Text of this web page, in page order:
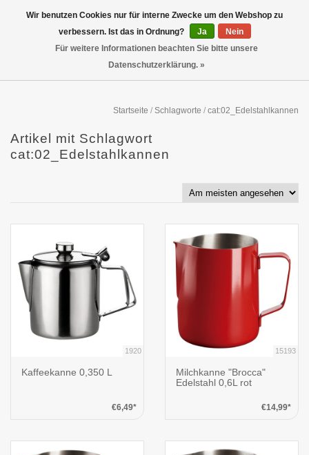
Startseite / Schlagworte / cat:02_Edelstahlkannen
Artikel mit Schlagwort
cat:02_Edelstahlkannen
1920
Kaffeekanne 0,350 L
€6,49*
15193
Milchkanne "Brocca"
Edelstahl 0,6L rot
€14,99*
Wir benutzen Cookies nur für interne Zwecke um den Webshop zu
verbessern. Ist das in Ordnung?
Ja
Nein
Für weitere Informationen beachten Sie bitte unsere
Datenschutzerklärung. »